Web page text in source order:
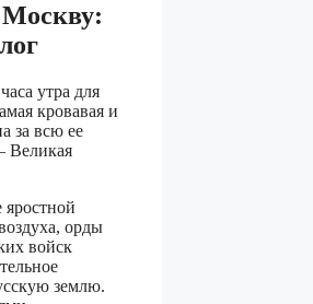
Москву:
утра для
кровавая и
за всю ее
Великая
яростной
орды
войск
землю.